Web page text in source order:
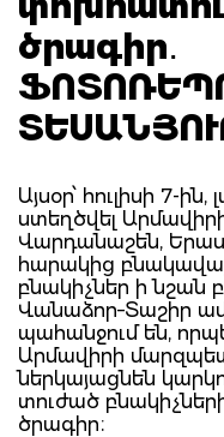
ծրագիր․
Այսօր՝ հուլիսի 7-
ստեղծվել
Վարդանաշեն,
հարակից
բնակիչներ ի նշան
Վանաձոր–Տաշիր
պահանջում են,
Արմավիրի
ներկայացնեն
տուժած
ծրագիր։